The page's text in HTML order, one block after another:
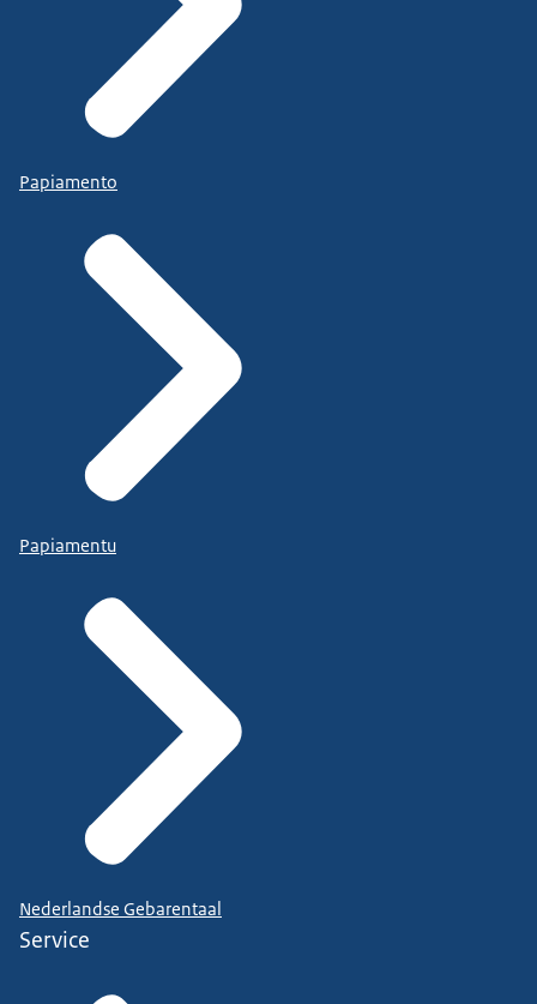
Papiamento
Papiamentu
Nederlandse Gebarentaal
Service